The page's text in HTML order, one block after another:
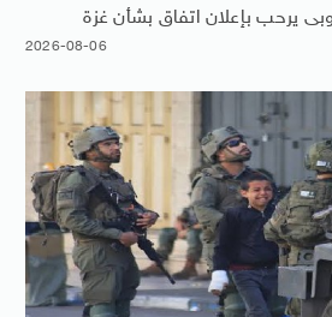
يرحب بإعلان اتفاق بشأن غزة
2026-08-06